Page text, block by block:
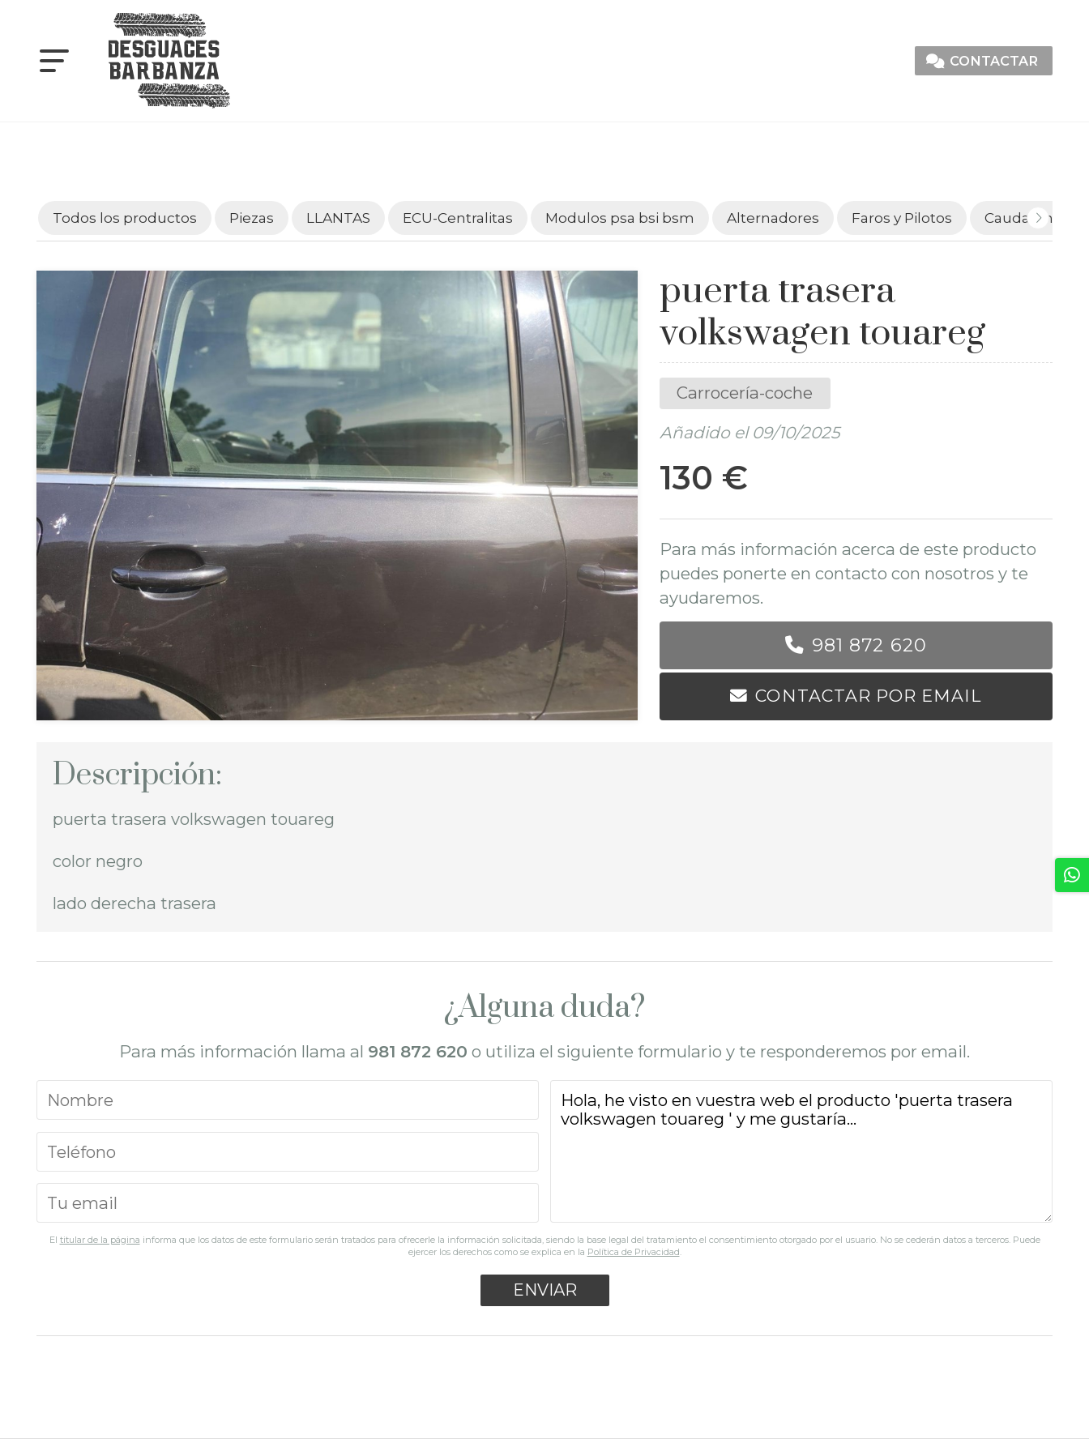
CONTACTAR
Todos los productos Piezas LLANTAS ECU-Centralitas Modulos psa bsi bsm Alternadores Faros y Pilotos Caudalímetros
puerta trasera
volkswagen touareg
Carrocería-coche
Añadido el 09/10/2025
130 €
Para más información acerca de este producto
puedes ponerte en contacto con nosotros y te
ayudaremos.
981 872 620
CONTACTAR POR EMAIL
Descripción:
puerta trasera volkswagen touareg
color negro
lado derecha trasera
¿Alguna duda?
Para más información llama al 981 872 620 o utiliza el siguiente formulario y te responderemos por email.
El titular de la página informa que los datos de este formulario serán tratados para ofrecerle la información solicitada, siendo la base legal del tratamiento el consentimiento otorgado por el usuario. No se cederán datos a terceros. Puede
ejercer los derechos como se explica en la Política de Privacidad.